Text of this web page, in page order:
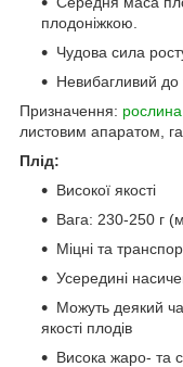
плодоніжкою.
Чудова сила
Невибагливий до
Призначення: рослина
листовим апаратом,
Плід:
Високої якості
Вага: 230-250 г
Міцні та
Усередині
Можуть деякий
якості плодів
Висока жаро- та